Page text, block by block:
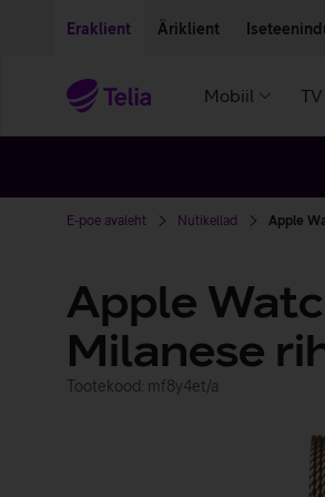
Eraklient Äriklient
Mobiil
E-poe avaleht Nutikellad Apple
Apple
Milanese
Tootekood: mf8y4et/a